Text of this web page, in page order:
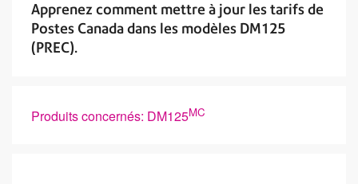
Apprenez comment mettre à jour les tarifs de
Postes Canada dans les modèles DM125
(PREC).
Produits concernés: DM125MC